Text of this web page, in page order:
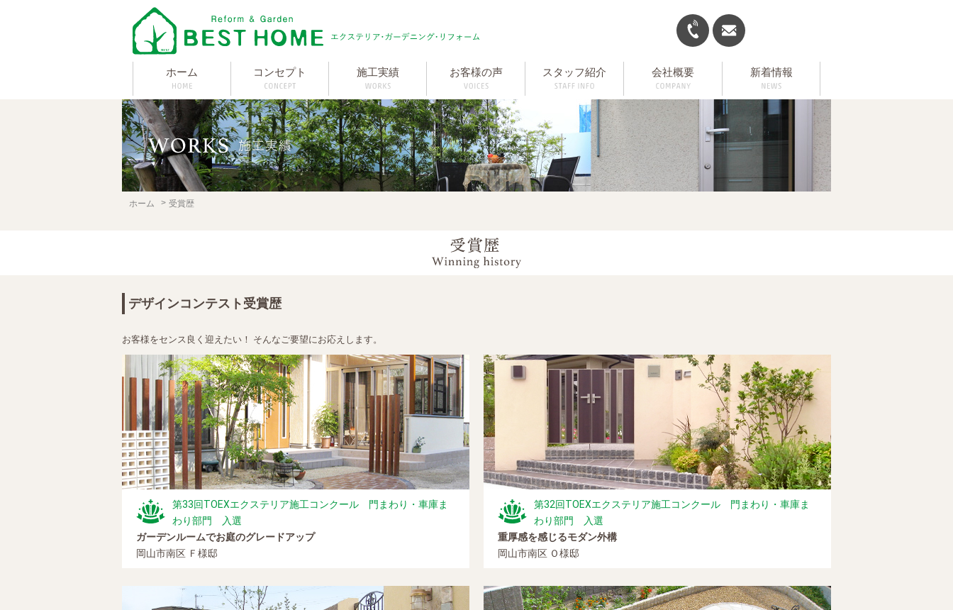
ホーム コンセプト 施工実績 お客様の声 スタッフ紹介 会社概要 新着情報
ホーム 受賞歴
デザインコンテスト受賞歴
お客様をセンス良く迎えたい！ そんなご要望にお応えします。
第33回TOEXエクステリア施工コンクール 門まわり・車庫ま
わり部門 入選
ガーデンルームでお庭のグレードアップ
岡山市南区 Ｆ様邸
第32回TOEXエクステリア施工コンクール 門まわり・車庫ま
わり部門 入選
重厚感を感じるモダン外構
岡山市南区 Ｏ様邸